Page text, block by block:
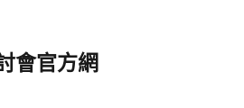
會官方網